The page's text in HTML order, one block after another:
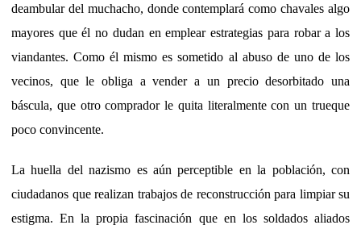
deambular del muchacho, donde contemplará como chavales algo
mayores que él no dudan en emplear estrategias para robar a los
viandantes. Como él mismo es sometido al abuso de uno de los
vecinos, que le obliga a vender a un precio desorbitado una
báscula, que otro comprador le quita literalmente con un trueque
poco convincente.
La huella del nazismo es aún perceptible en la población, con
ciudadanos que realizan trabajos de reconstrucción para limpiar su
estigma. En la propia fascinación que en los soldados aliados